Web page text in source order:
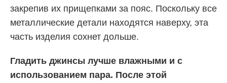
закрепив их прищепками за пояс. Поскольку все
металлические детали находятся наверху, эта
часть изделия сохнет дольше.
Гладить джинсы лучше влажными и с
использованием пара. После этой